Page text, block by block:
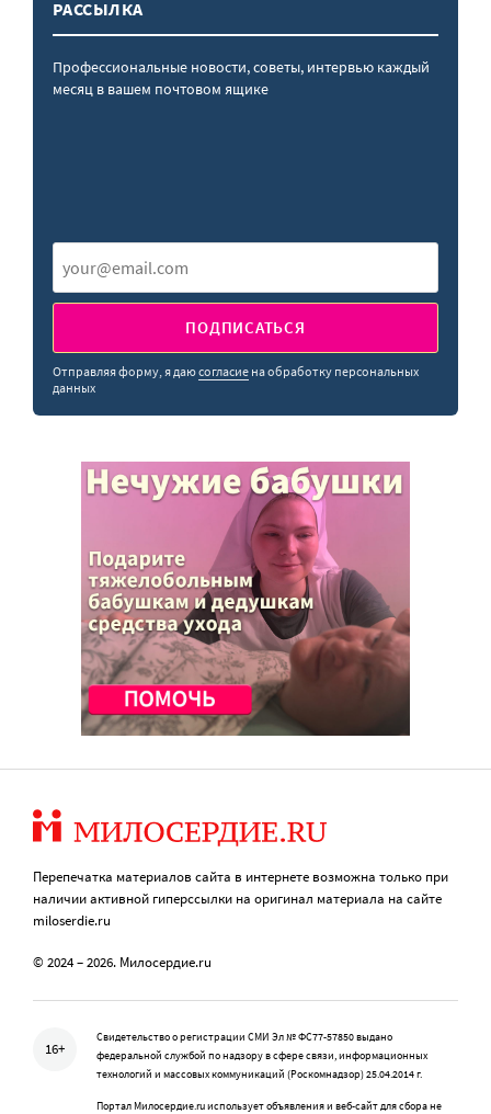
РАССЫЛКА
Профессиональные новости, советы, интервью каждый
месяц в вашем почтовом ящике
ПОДПИСАТЬСЯ
Отправляя форму, я даюсогласие на обработку персональных
данных
Перепечатка материалов сайта в интернете возможна только при
наличии активной гиперссылки на оригинал материала на сайте
miloserdie.ru
© 2024 – 2026. Милосердие.ru
16+
Свидетельство о регистрации СМИ Эл № ФС77-57850 выдано
федеральной службой по надзору в сфере связи, информационных
технологий и массовых коммуникаций (Роскомнадзор) 25.04.2014 г.
Портал Милосердие.ru использует объявления и веб-сайт для сбора не